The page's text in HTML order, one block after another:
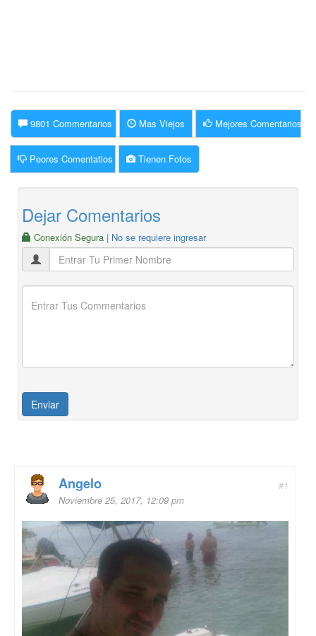
9801 Commentarios Mas Viejos Mejores Comentarios
Peores Comentatios Tienen Fotos
Dejar Comentarios
Conexión Segura | No se requiere ingresar
#1
Angelo
Noviembre 25, 2017, 12:09 pm